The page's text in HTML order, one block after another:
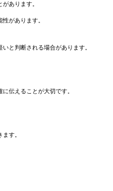
あります。
があります。
と判断される場合があります。
伝えることが大切です。
す。